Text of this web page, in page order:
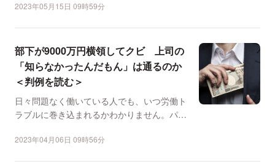
2023年05月15日 09時59分
部下が9000万円横領してクビ 上司の
「知らなかったんだもん」は通るのか
＜判例を読む＞
日々問題なく働いている人でも、いつ労働ト
ラブルに巻き込まれるかわかりません。パワ
2023年04月06日 09時56分